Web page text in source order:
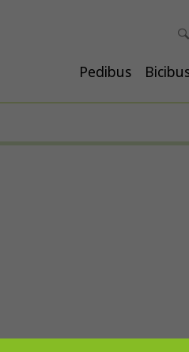
Pedibus